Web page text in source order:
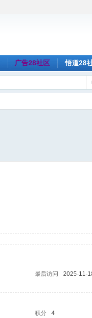
广告28社区 悟道28
最后访问
2025-11-
积分
4